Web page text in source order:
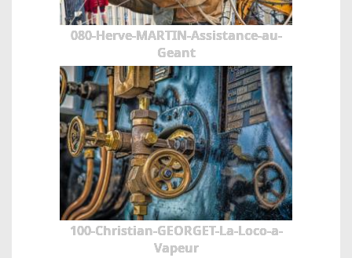
080-Herve-MARTIN-Assistance-au-
Geant
100-Christian-GEORGET-La-Loco-a-
Vapeur